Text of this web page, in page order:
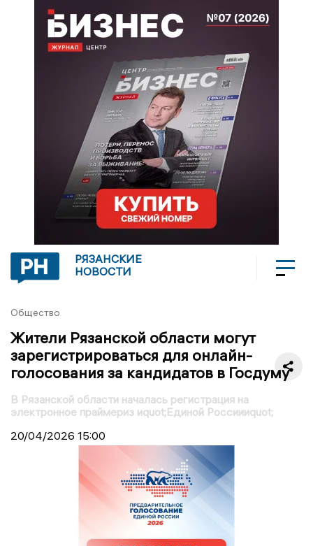
РЯЗАНСКИЕ
НОВОСТИ
Общество
Жители Рязанской области могут
зарегистрироваться для онлайн-
голосования за кандидатов в Госдуму
В Рязанской области началась регистрация на
электронное праймериз иquot;Единой Россиииquot;
20/04/2026 15:00